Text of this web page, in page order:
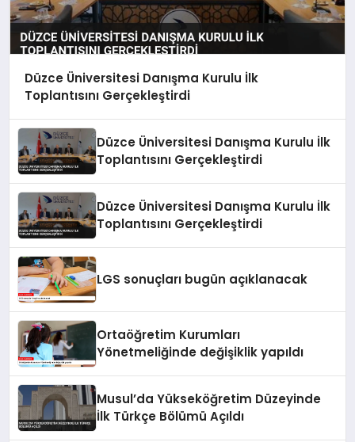
Düzce Üniversitesi Danışma Kurulu İlk
Toplantısını Gerçekleştirdi
Düzce Üniversitesi Danışma Kurulu İlk
Toplantısını Gerçekleştirdi
Düzce Üniversitesi Danışma Kurulu İlk
Toplantısını Gerçekleştirdi
LGS sonuçları bugün açıklanacak
Ortaöğretim Kurumları
Yönetmeliğinde değişiklik yapıldı
Musul’da Yükseköğretim Düzeyinde
İlk Türkçe Bölümü Açıldı